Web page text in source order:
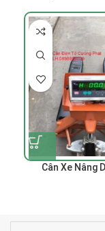
Cân Xe Nâng